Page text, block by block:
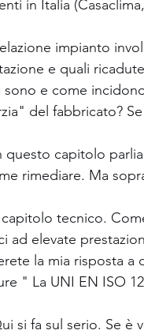
Acustica
in Italia
impianto
e quali
sono e come
del fabbricato?
questo capitolo
rimediare. Ma
capitolo tecnico.
ad elevate
la mia risposta
" La UNI EN ISO
si fa sul serio. Se